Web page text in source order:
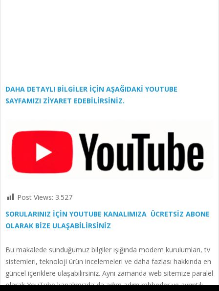
DAHA DETAYLI BİLGİLER İÇİN AŞAĞIDAKİ YOUTUBE
SAYFAMIZI ZİYARET EDEBİLİRSİNİZ.
Post Views: 3.527
SORULARINIZ İÇİN YOUTUBE KANALIMIZA ÜCRETSİZ ABONE
OLARAK BİZE ULAŞABİLİRSİNİZ
Bu makalede sunduğumuz bilgiler ışığında modem kurulumları, tv
sistemleri, teknoloji ürün incelemeleri ve daha fazlası hakkında en
güncel içeriklere ulaşabilirsiniz. Aynı zamanda web sitemize paralel
olarak YouTube kanalımızda da adım adım rehberler ve ayrıntılı